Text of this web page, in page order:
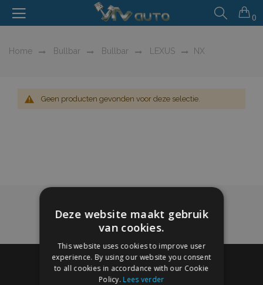
0
Home Bullbar Bullbar LEXUS NX
Geen producten gevonden voor deze selectie.
Deze website maakt gebruik
van cookies.
This website uses cookies to improve user
experience. By using our website you consent
to all cookies in accordance with our Cookie
Policy. Lees verder